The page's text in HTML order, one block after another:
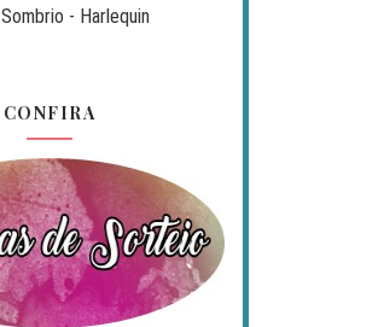
Sombrio - Harlequin
CONFIRA